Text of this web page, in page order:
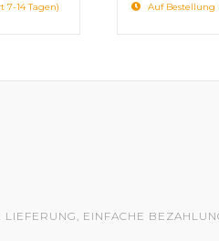
14 Tagen) Auf Bestellung
LIEFERUNG, EINFACHE